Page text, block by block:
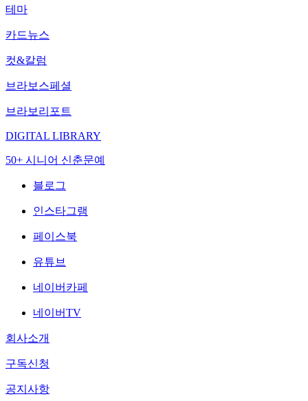
테마
카드뉴스
컷&칼럼
브라보스페셜
브라보리포트
DIGITAL LIBRARY
50+ 시니어 신춘문예
블로그
인스타그램
페이스북
유튜브
네이버카페
네이버TV
회사소개
구독신청
공지사항